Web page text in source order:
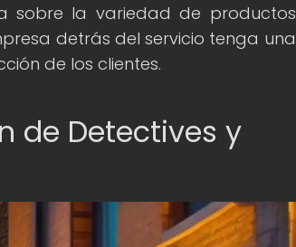
sobre la variedad de productos
detrás del servicio tenga una
de los clientes.
de Detectives y